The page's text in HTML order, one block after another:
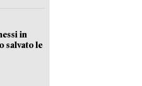
in
salvato le